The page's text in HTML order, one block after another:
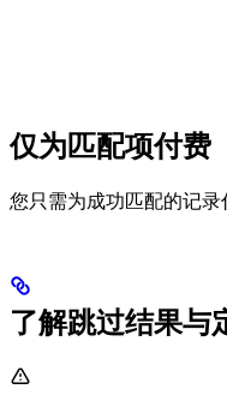
仅为匹配项付费
您只需为成功匹配的记录
了解跳过结果与